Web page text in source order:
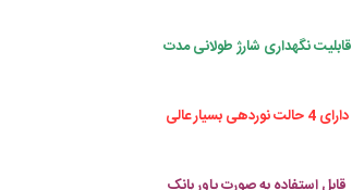
قابلیت نگهداری شارژ طولانی مدت
دارای 4 حالت نوردهی بسیار عالی